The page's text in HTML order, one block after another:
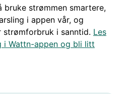
bruke strømmen smartere,
i appen vår, og
strømforbruk i sanntid. Les
i Wattn-appen og bli litt